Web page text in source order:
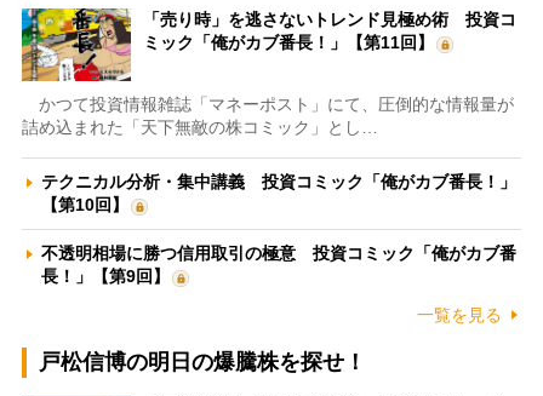
「売り時」を逃さないトレンド見極め術 投資コ
ミック「俺がカブ番長！」【第11回】
かつて投資情報雑誌「マネーポスト」にて、圧倒的な情報量が
詰め込まれた「天下無敵の株コミック」とし…
テクニカル分析・集中講義 投資コミック「俺がカブ番長！」
【第10回】
不透明相場に勝つ信用取引の極意 投資コミック「俺がカブ番
長！」【第9回】
一覧を見る
戸松信博の明日の爆騰株を探せ！